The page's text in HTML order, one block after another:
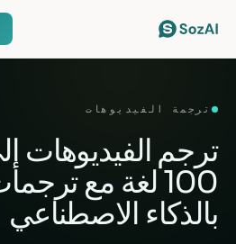
ترجمة الفيديوهات
ترجم الفيديوهات
100 لغة
مع
بالذكاء الاصطناعي